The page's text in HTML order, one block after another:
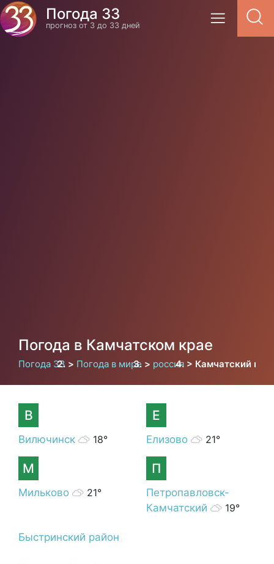
Погода 33
прогноз от 3 до 33 дней
Погода в Камчатском крае
Погода 33 Погода в мире россия Камчатский
В
Вилючинск 18°
Е
Елизово 21°
М
Мильково 21°
П
Петропавловск-
Камчатский
19°
Быстринский район